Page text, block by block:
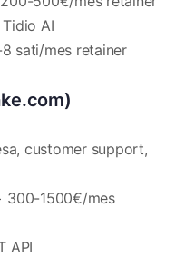
AI
sati/mes retainer
customer support,
300-1500€/mes
API